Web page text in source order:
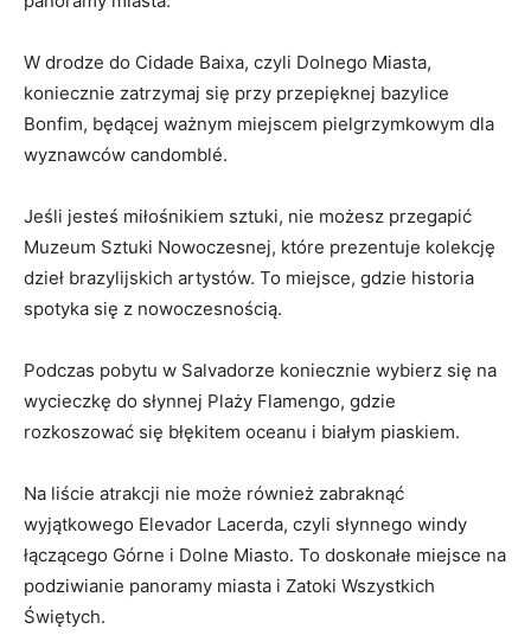
W drodze do Cidade Baixa, czyli Dolnego Miasta,
koniecznie zatrzymaj się przy przepięknej bazylice
Bonfim, będącej ważnym miejscem pielgrzymkowym dla
wyznawców candomblé.
Jeśli jesteś miłośnikiem sztuki, nie możesz ⁣przegapić
Muzeum Sztuki Nowoczesnej, które⁣ prezentuje kolekcję
dzieł ​brazylijskich artystów. To miejsce, gdzie historia
spotyka się z nowoczesnością.
Podczas pobytu w Salvadorze koniecznie wybierz się na ​
wycieczkę do słynnej Plaży Flamengo, gdzie
⁢rozkoszować ‌się ⁣błękitem oceanu i białym piaskiem.
Na liście ‍atrakcji​ nie może również zabraknąć
wyjątkowego Elevador ⁣Lacerda, czyli słynnego⁣ windy
⁣łączącego Górne ‌i Dolne ​Miasto. To doskonałe ⁣miejsce na
podziwianie panoramy miasta i Zatoki Wszystkich
Świętych.